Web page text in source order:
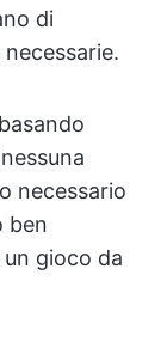
di
necessario
ben
gioco da